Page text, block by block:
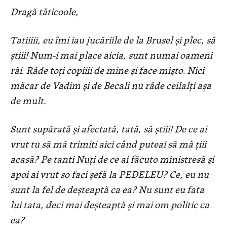
Dragă tăticoole,
Tatiiiii, eu îmi iau jucăriile de la Brusel și plec, să
știii! Num-i mai place aicia, sunt numai oameni
răi. Râde toți copiiii de mine și face mișto. Nici
măcar de Vadim și de Becali nu râde ceilalți așa
de mult.
Sunt supărată și afectată, tată, să știii! De ce ai
vrut tu să mă trimiti aici când puteai să mă țiii
acasă? Pe tanti Nuți de ce ai făcuto ministresă și
apoi ai vrut so faci șefă la PEDELEU? Ce, eu nu
sunt la fel de deșteaptă ca ea? Nu sunt eu fata
lui tata, deci mai deșteaptă și mai om politic ca
ea?